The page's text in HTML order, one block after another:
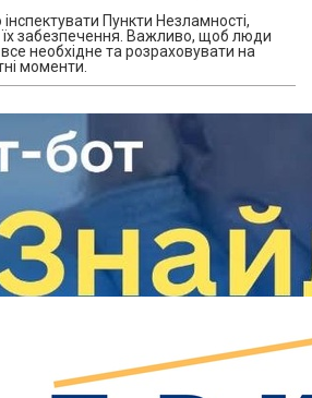
Пункти Незламності,
забезпечення. Важливо, щоб люди
необхідне та розраховувати на
моменти.